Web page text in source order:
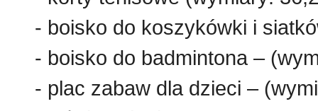
- boisko do koszykówki i
- boisko do badmintona –
- plac zabaw dla dzieci –